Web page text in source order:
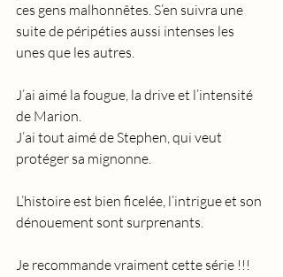
ces gens malhonnêtes. S’en suivra une
suite de péripéties aussi intenses les
unes que les autres.
J’ai aimé la fougue, la drive et l’intensité
de Marion.
J’ai tout aimé de Stephen, qui veut
protéger sa mignonne.
L’histoire est bien ficelée, l’intrigue et son
dénouement sont surprenants.
Je recommande vraiment cette série !!!